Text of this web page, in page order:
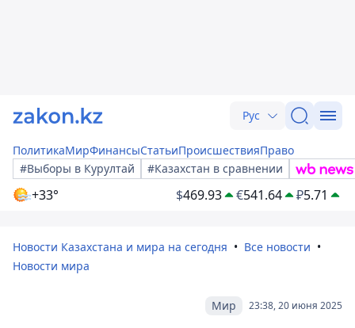
Рус
ПолитикаМирФинансыСтатьиПроисшествияПраво
#Выборы в Курултай
#Казахстан в сравнении
+33° $469.93 €541.64 ₽5.71
Новости Казахстана и мира на сегодня
Все новости
Новости мира
23:38, 20 июня 2025
Мир